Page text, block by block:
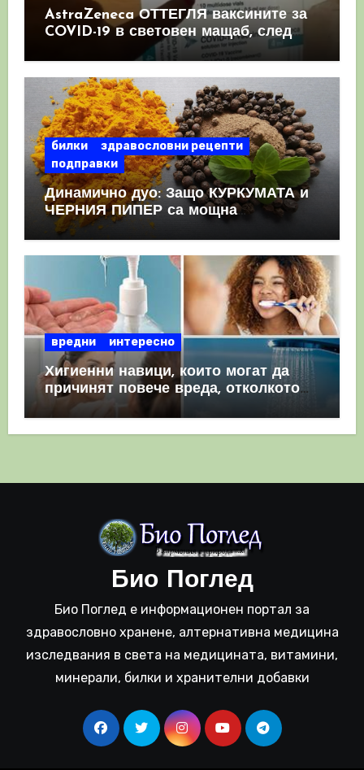
AstraZeneca ОТТЕГЛЯ ваксините за
COVID-19 в световен мащаб, след
като призна, че те причиняват
билки
здравословни рецепти
подправки
Динамично дуо: Защо КУРКУМАТА и
ЧЕРНИЯ ПИПЕР са мощна
комбинация
вредни интересно
Хигиенни навици, които могат да
причинят повече вреда, отколкото
полза
Био Поглед
Био Поглед е информационен портал за
здравословно хранене, алтернативна медицина
изследвания в света на медицината, витамини,
минерали, билки и хранителни добавки